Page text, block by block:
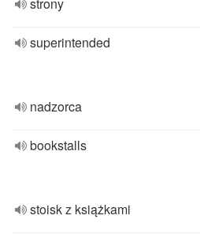
superintended
nadzorca
bookstalls
stoisk z książkami